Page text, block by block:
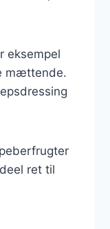
eksempel
mættende.
ret til